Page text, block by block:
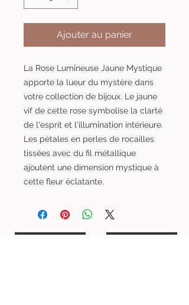
Ajouter au panier
La Rose Lumineuse Jaune Mystique
apporte la lueur du mystère dans
votre collection de bijoux. Le jaune
vif de cette rose symbolise la clarté
de l'esprit et l'illumination intérieure.
Les pétales en perles de rocailles
tissées avec du fil métallique
ajoutent une dimension mystique à
cette fleur éclatante.